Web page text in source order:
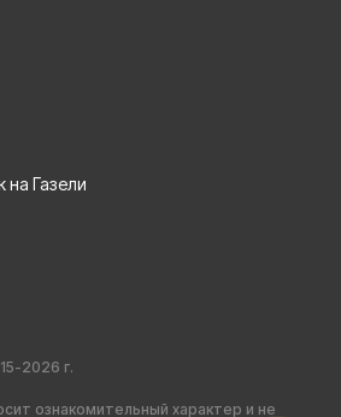
на Газели
2026 г.
ознакомительный характер и не